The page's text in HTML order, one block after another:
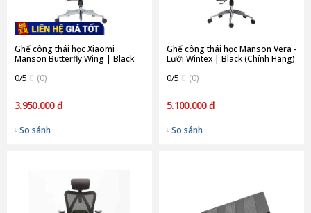
Ghế công thái học Xiaomi
Manson Butterfly Wing | Black
0/5
(0)
3.950.000 ₫
So sánh
Ghế công thái học Manson Vera -
Lưới Wintex | Black (Chính Hãng)
0/5
(0)
5.100.000 ₫
So sánh